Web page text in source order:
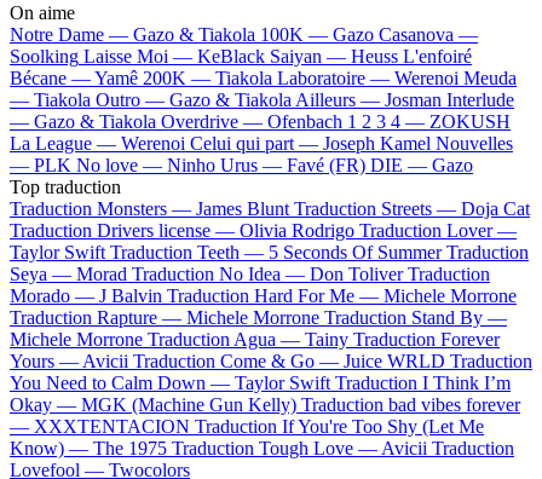
On aime
Notre Dame — Gazo & Tiakola 100K — Gazo Casanova —
Soolking Laisse Moi — KeBlack Saiyan — Heuss L'enfoiré
Bécane —Yamê 200K — Tiakola Laboratoire — Werenoi Meuda
— Tiakola Outro — Gazo & Tiakola Ailleurs — Josman Interlude
— Gazo & Tiakola Overdrive — Ofenbach 1 2 3 4 — ZOKUSH
La League — Werenoi Celui qui part — Joseph Kamel Nouvelles
— PLK No love — Ninho Urus — Favé (FR) DIE — Gazo
Top traduction
Traduction Monsters — James Blunt Traduction Streets — Doja Cat
Traduction Drivers license — Olivia Rodrigo Traduction Lover —
Taylor Swift Traduction Teeth — 5 Seconds Of Summer Traduction
Seya — Morad Traduction No Idea — Don Toliver Traduction
Morado — J Balvin Traduction Hard For Me — Michele Morrone
Traduction Rapture — Michele Morrone Traduction Stand By —
Michele Morrone Traduction Agua — Tainy Traduction Forever
Yours — Avicii Traduction Come & Go — Juice WRLD Traduction
You Need to Calm Down — Taylor Swift Traduction I Think I’m
Okay — MGK (Machine Gun Kelly) Traduction bad vibes forever
— XXXTENTACION Traduction If You're Too Shy (Let Me
Know) — The 1975 Traduction Tough Love — Avicii Traduction
Lovefool — Twocolors